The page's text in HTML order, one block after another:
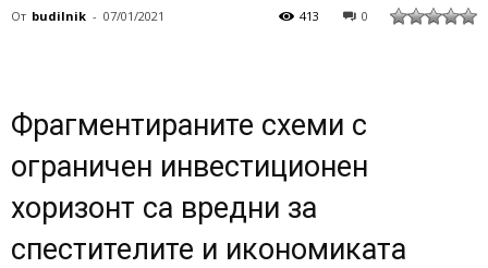
От budilnik - 07/01/2021 0
413
Фрагментираните схеми с
ограничен инвестиционен
хоризонт са вредни за
спестителите и икономиката